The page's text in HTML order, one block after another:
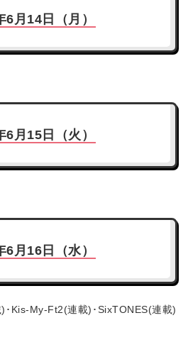
6月14日（月）
6月15日（火）
6月16日（水）
･Kis-My-Ft2(連載)･SixTONES(連載)